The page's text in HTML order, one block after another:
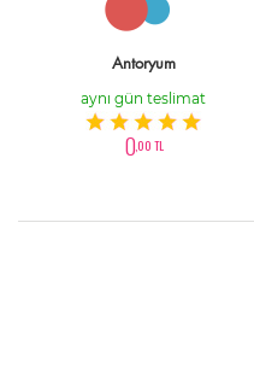
Antoryum
aynı gün teslimat
0,00 TL